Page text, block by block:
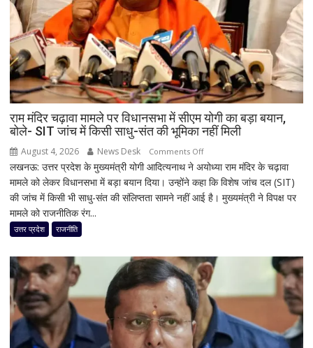
तक
आज
मूसलाधार
बारिश,
जानिए
दिल्ली
समेत
देशभर
का
राम मंदिर चढ़ावा मामले पर विधानसभा में सीएम योगी का बड़ा बयान,
बोले- SIT जांच में किसी साधु-संत की भूमिका नहीं मिली
August 4, 2026 News Desk Comments Offon
राम
मंदिर
चढ़ावा
में
सीएम
योगी
का
बड़ा
बयान,
लखनऊ: उत्तर प्रदेश के मुख्यमंत्री योगी आदित्यनाथ ने अयोध्या राम मंदिर के चढ़ावा
मामले को लेकर विधानसभा में बड़ा बयान दिया। उन्होंने कहा कि विशेष जांच दल (SIT)
की जांच में किसी भी साधु-संत की संलिप्तता सामने नहीं आई है। मुख्यमंत्री ने विपक्ष पर
मामले को राजनीतिक रंग...
उत्तर प्रदेश राजनीति